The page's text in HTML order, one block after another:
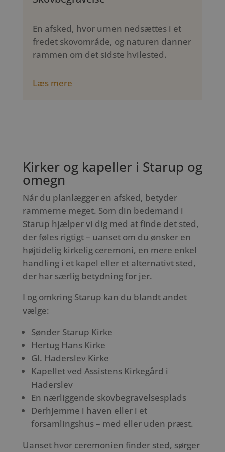
En afsked, hvor urnen nedsættes i et
fredet skovområde, og naturen danner
rammen om det sidste hvilested.
Læs mere
Kirker og kapeller i Starup og
omegn
Når du planlægger en afsked, betyder
rammerne meget. Som din bedemand i
Starup hjælper vi dig med at finde det sted,
der føles rigtigt – uanset om du ønsker en
højtidelig kirkelig ceremoni, en mere enkel
handling i et kapel eller et alternativt sted,
der har særlig betydning for jer.
I og omkring Starup kan du blandt andet
vælge:
Sønder Starup Kirke
Hertug Hans Kirke
Gl. Haderslev Kirke
Kapellet ved Assistens Kirkegård i
Haderslev
En nærliggende skovbegravelsesplads
Derhjemme i haven eller i et
forsamlingshus – med eller uden præst.
Uanset hvor ceremonien finder sted, sørger